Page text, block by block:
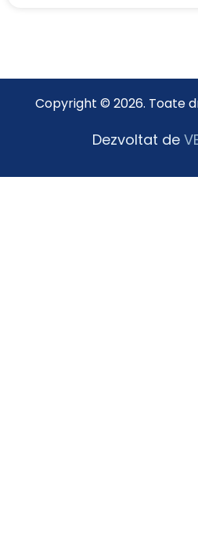
Copyright © 2026. Toate
Dezvoltat de